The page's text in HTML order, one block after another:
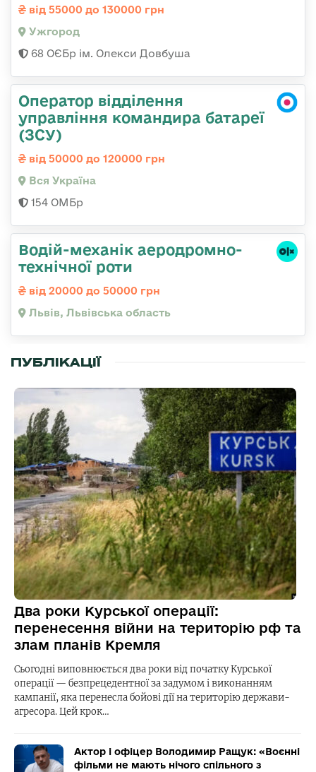
від 55000 до 130000 грн
Ужгород
68 ОЄБр ім. Олекси Довбуша
Оператор відділення
управління командира батареї
(ЗСУ)
від 50000 до 120000 грн
Вся Україна
154 ОМБр
Водій-механік аеродромно-
технічної роти
від 20000 до 50000 грн
Львів, Львівська область
ПУБЛІКАЦІЇ
Два роки Курської операції:
перенесення війни на територію рф та
злам планів Кремля
Сьогодні виповнюється два роки від початку Курської
операції — безпрецедентної за задумом і виконанням
кампанії, яка перенесла бойові дії на територію держави-
агресора. Цей крок…
Актор і офіцер Володимир Ращук: «Воєнні
фільми не мають нічого спільного з